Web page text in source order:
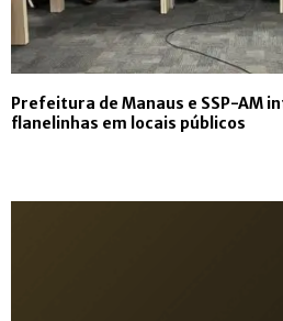
Prefeitura de Manaus e SSP-AM
flanelinhas em locais públicos